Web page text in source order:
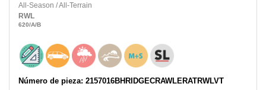
All-Season /All-Terrain
RWL
620/A/B
Número de pieza: 2157016BHRIDGECRAWLERATRWLVT